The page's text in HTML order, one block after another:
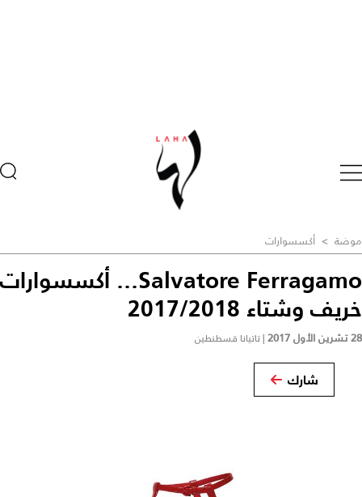
موضة > أكسسوارات
Salvatore Ferragamo... أكسسوارات
خريف وشتاء 2017/2018
28 تشرين الأول 2017 |تاتيانا قسطنطين
شارك